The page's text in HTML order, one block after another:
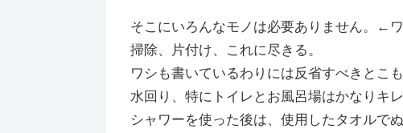
そこにいろんなモノは必要ありません。←
掃除、片付け、これに尽きる。
ワシも書いているわりには反省すべきとこ
水回り、特にトイレとお風呂場はかなりキ
シャワーを使った後は、使用したタオルで